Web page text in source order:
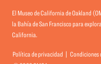
El Museo de California de Oakland
la Bahía de San Francisco para
California.
Política de privacidad Condiciones